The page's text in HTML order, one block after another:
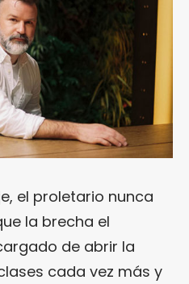
el proletario nunca
la brecha el
de abrir la
cada vez más y